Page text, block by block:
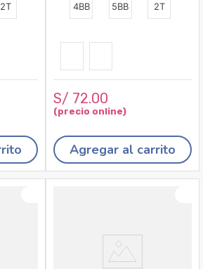
2T 4BB 5BB 2T
S/ 72.00
Agregar al carrito